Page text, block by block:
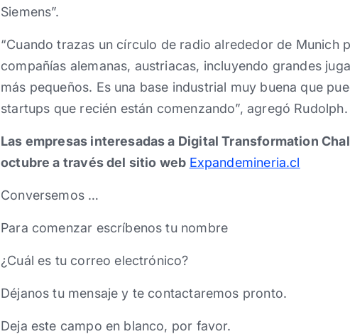
Siemens”.
“Cuando trazas un círculo de radio alrededor de Munich
compañías alemanas, austriacas, incluyendo grandes
más pequeños. Es una base industrial muy buena que
startups que recién están comenzando”, agregó Rudolph.
Las empresas interesadas a Digital Transformation
octubre a través del sitio web Expandemineria.cl
Conversemos …
Para comenzar escríbenos tu nombre
¿Cuál es tu correo electrónico?
Déjanos tu mensaje y te contactaremos pronto.
Deja este campo en blanco, por favor.